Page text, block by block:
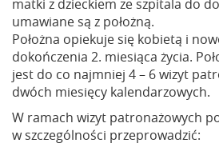
matki z dzieckiem ze szpitala do
umawiane są z położną.
Położna opiekuje się kobietą i
dokończenia 2. miesiąca życia.
jest do co najmniej 4 – 6 wizyt
dwóch miesięcy kalendarzowych.
W ramach wizyt patronażowych
w szczególności przeprowadzić: